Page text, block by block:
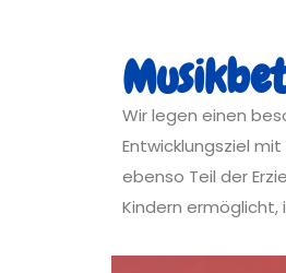
Wir legen einen
Entwicklungsziel
ebenso Teil der
Kindern